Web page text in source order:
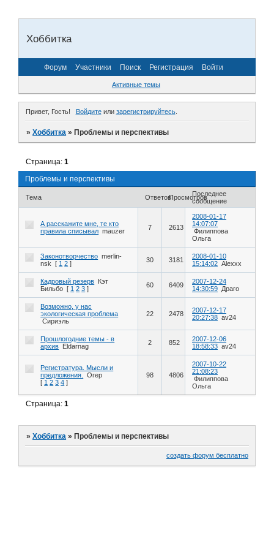
Хоббитка
Форум Участники Поиск Регистрация Войти
Активные темы
Привет, Гость! Войдитеили зарегистрируйтесь.
»Хоббитка »Проблемы и перспективы
Проблемы и перспективы
Страница:1
Тема ОтветовПросмотровПоследнее
сообщение
А расскажите мне, те кто
правила списывал mauzer 7 2613
2008-01-17
14:07:07
Филиппова
Ольга
Законотворчество merlin-
nsk
[ 1 2 ] 30 3181
2008-01-10
15:14:02 Alexxx
Кадровый резерв
Кэт
Бильбо [ 1 2 3 ] 60 6409
2007-12-24
14:30:59 Драго
Возможно, у нас
экологическая проблема
Сириэль
22 2478
2007-12-17
20:27:38 av24
Прошлогодние темы - в
архив
Eldarnag 2 852
2007-12-06
18:58:33 av24
Регистратура. Мысли и
предложения.
Огер
[ 1 2 3 4 ]
98 4806
2007-10-22
21:08:23
Филиппова
Ольга
Страница:1
»Хоббитка »Проблемы и перспективы
создать форум бесплатно